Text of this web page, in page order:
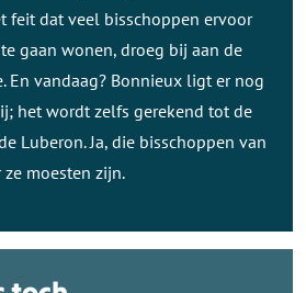
feit dat veel bisschoppen ervoor
gaan wonen, droeg bij aan de
En vandaag? Bonnieux ligt er nog
het wordt zelfs gerekend tot de
Luberon. Ja, die bisschoppen van
moesten zijn.